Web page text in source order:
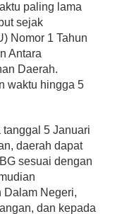
paling lama
sejak
Nomor 1 Tahun
Antara
Daerah.
waktu hingga 5
tanggal 5 Januari
daerah dapat
sesuai dengan
Dalam Negeri,
dan kepada